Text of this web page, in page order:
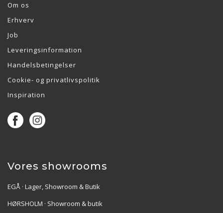
Om os
Erhverv
Job
Leveringsinformation
Handelsbetingelser
Cookie- og privatlivspolitik
Inspiration
Vores showrooms
EGÅ · Lager, Showroom & Butik
HØRSHOLM · Showroom & butik